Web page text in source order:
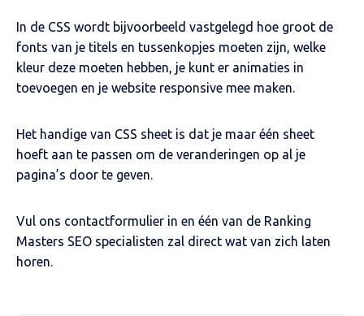
In de CSS wordt bijvoorbeeld vastgelegd hoe groot de
fonts van je titels en tussenkopjes moeten zijn, welke
kleur deze moeten hebben, je kunt er animaties in
toevoegen en je website responsive mee maken.
Het handige van CSS sheet is dat je maar één sheet
hoeft aan te passen om de veranderingen op al je
pagina’s door te geven.
Vul ons contactformulier in en één van de Ranking
Masters SEO specialisten zal direct wat van zich laten
horen.